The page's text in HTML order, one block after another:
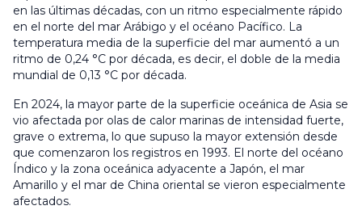
en las últimas décadas, con un ritmo especialmente rápido
en el norte del mar Arábigo y el océano Pacífico. La
temperatura media de la superficie del mar aumentó a un
ritmo de 0,24 °C por década, es decir, el doble de la media
mundial de 0,13 °C por década.
En 2024, la mayor parte de la superficie oceánica de Asia se
vio afectada por olas de calor marinas de intensidad fuerte,
grave o extrema, lo que supuso la mayor extensión desde
que comenzaron los registros en 1993. El norte del océano
Índico y la zona oceánica adyacente a Japón, el mar
Amarillo y el mar de China oriental se vieron especialmente
afectados.